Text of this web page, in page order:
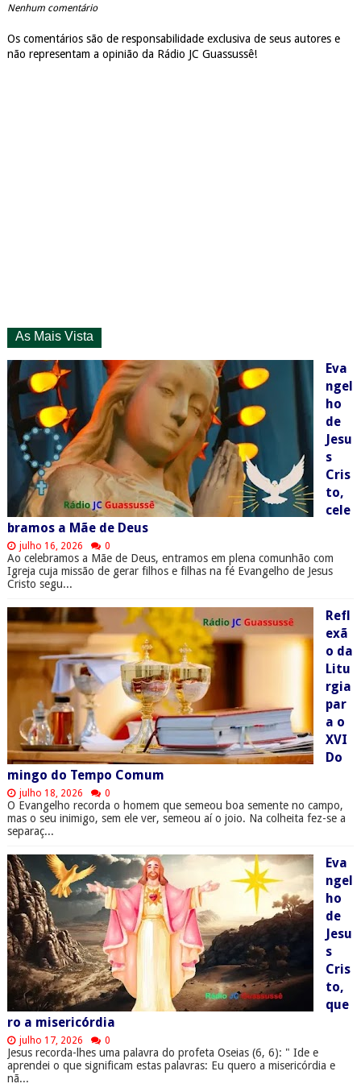
Nenhum comentário
Os comentários são de responsabilidade exclusiva de seus autores e
não representam a opinião da Rádio JC Guassussê!
As Mais Vista
Eva
ngel
ho
de
Jesu
s
Cris
to,
cele
bramos a Mãe de Deus
julho 16, 2026 0
Ao celebramos a Mãe de Deus, entramos em plena comunhão com
Igreja cuja missão de gerar filhos e filhas na fé Evangelho de Jesus
Cristo segu...
Refl
exã
o da
Litu
rgia
par
a o
XVI
Do
mingo do Tempo Comum
julho 18, 2026 0
O Evangelho recorda o homem que semeou boa semente no campo,
mas o seu inimigo, sem ele ver, semeou aí o joio. Na colheita fez-se a
separaç...
Eva
ngel
ho
de
Jesu
s
Cris
to,
que
ro a misericórdia
julho 17, 2026 0
Jesus recorda-lhes uma palavra do profeta Oseias (6, 6): " Ide e
aprendei o que significam estas palavras: Eu quero a misericórdia e
nã...